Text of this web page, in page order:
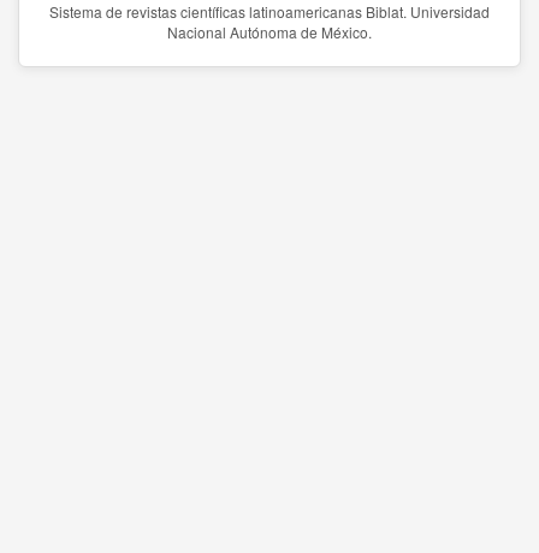
Sistema de revistas científicas latinoamericanas Biblat. Universidad
Nacional Autónoma de México.